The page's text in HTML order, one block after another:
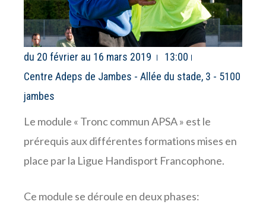
du 20 février au 16 mars 2019
13:00
Centre Adeps de Jambes - Allée du stade, 3 - 5100
jambes
Le module « Tronc commun APSA » est le
prérequis aux différentes formations mises en
place par la Ligue Handisport Francophone.
Ce module se déroule en deux phases: